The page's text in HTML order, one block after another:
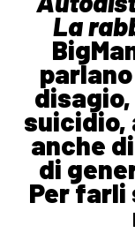
La
suicidio,
anche
di
Per farli